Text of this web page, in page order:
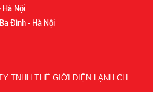
Hà Nội
Đình - Hà Nội
TNHH THẾ GIỚI ĐIỆN LẠNH CH